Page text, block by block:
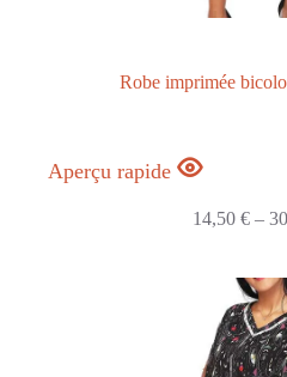
Robe imprimée
Aperçu rapide
14,50€ –